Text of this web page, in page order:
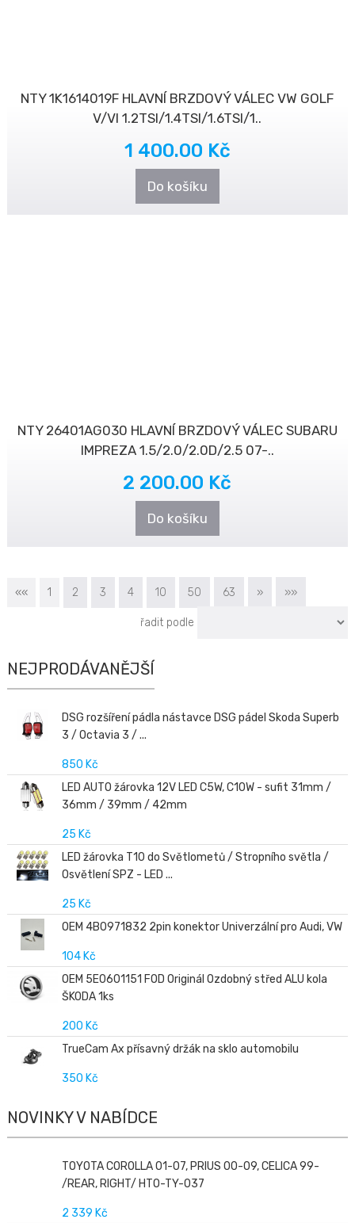
NTY 1K1614019F HLAVNÍ BRZDOVÝ VÁLEC VW GOLF
V/VI 1.2TSI/1.4TSI/1.6TSI/1..
1 400.00 Kč
Do košíku
NTY 26401AG030 HLAVNÍ BRZDOVÝ VÁLEC SUBARU
IMPREZA 1.5/2.0/2.0D/2.5 07-..
2 200.00 Kč
Do košíku
«« 1 2 3 4 10 50 63 » »»
řadit podle
NEJPRODÁVANĚJŠÍ
DSG rozšíření pádla nástavce DSG pádel Skoda Superb
3 / Octavia 3 / ...
850 Kč
LED AUTO žárovka 12V LED C5W, C10W - sufit 31mm /
36mm / 39mm / 42mm
25 Kč
LED žárovka T10 do Světlometů / Stropního světla /
Osvětlení SPZ - LED ...
25 Kč
OEM 4B0971832 2pin konektor Univerzální pro Audi, VW
104 Kč
OEM 5E0601151 FOD Originál Ozdobný střed ALU kola
ŠKODA 1ks
200 Kč
TrueCam Ax přísavný držák na sklo automobilu
350 Kč
NOVINKY V NABÍDCE
TOYOTA COROLLA 01-07, PRIUS 00-09, CELICA 99-
/REAR, RIGHT/ HTO-TY-037
2 339 Kč